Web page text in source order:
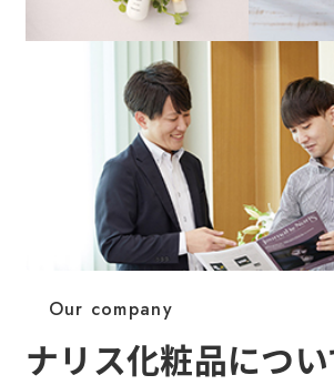
Our company
ナリス化粧品につい